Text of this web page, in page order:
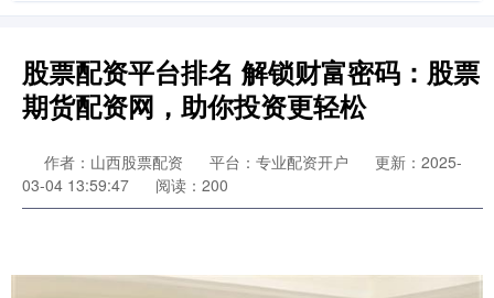
股票配资平台排名 解锁财富密码：股票
期货配资网，助你投资更轻松
作者：山西股票配资 平台：专业配资开户
更新：2025-
03-04 13:59:47
阅读：200